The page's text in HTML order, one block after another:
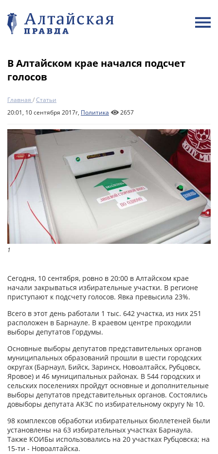
В Алтайском крае начался подсчет
голосов
Главная /Статьи
20:01, 10 сентября 2017г, Политика 2657
1
Сегодня, 10 сентября, ровно в 20:00 в Алтайском крае
начали закрываться избирательные участки. В регионе
приступают к подсчету голосов. Явка превысила 23%.
Всего в этот день работали 1 тыс. 642 участка, из них 251
расположен в Барнауле. В краевом центре проходили
выборы депутатов Гордумы.
Основные выборы депутатов представительных органов
муниципальных образований прошли в шести городских
округах (Барнаул, Бийск, Заринск, Новоалтайск, Рубцовск,
Яровое) и 46 муниципальных районах. В 544 городских и
сельских поселениях пройдут основные и дополнительные
выборы депутатов представительных органов. Состоялись
довыборы депутата АКЗС по избирательному округу № 10.
98 комплексов обработки избирательных бюллетеней были
установлены на 63 избирательных участках Барнаула.
Также КОИБы использовались на 20 участках Рубцовска; на
15-ти - Новоалтайска.